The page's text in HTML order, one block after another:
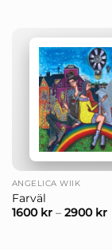
ANGELICA WIIK
Farväl
1600 kr– 2900 kr